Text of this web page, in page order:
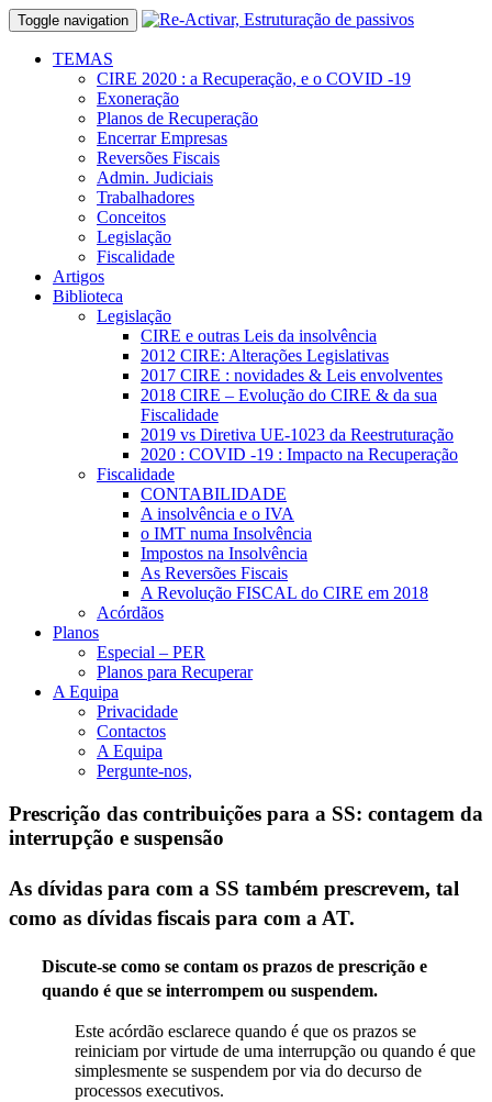
Toggle navigation
TEMAS
CIRE 2020 : a Recuperação, e o COVID -19
Exoneração
Planos de Recuperação
Encerrar Empresas
Reversões Fiscais
Admin. Judiciais
Trabalhadores
Conceitos
Legislação
Fiscalidade
Artigos
Biblioteca
Legislação
CIRE e outras Leis da insolvência
2012 CIRE: Alterações Legislativas
2017 CIRE : novidades & Leis envolventes
2018 CIRE – Evolução do CIRE & da sua
Fiscalidade
2019 vs Diretiva UE-1023 da Reestruturação
2020 : COVID -19 : Impacto na Recuperação
Fiscalidade
CONTABILIDADE
A insolvência e o IVA
o IMT numa Insolvência
Impostos na Insolvência
As Reversões Fiscais
A Revolução FISCAL do CIRE em 2018
Acórdãos
Planos
Especial – PER
Planos para Recuperar
A Equipa
Privacidade
Contactos
A Equipa
Pergunte-nos,
Prescrição das contribuições para a SS: contagem da
interrupção e suspensão
As dívidas para com a SS também prescrevem, tal
como as dívidas fiscais para com a AT.
Discute-se como se contam os prazos de prescrição e
quando é que se interrompem ou suspendem.
Este acórdão esclarece quando é que os prazos se
reiniciam por virtude de uma interrupção ou quando é que
simplesmente se suspendem por via do decurso de
processos executivos.